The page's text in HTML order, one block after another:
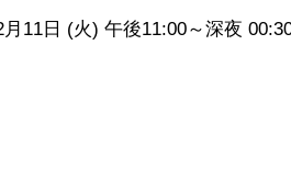
11日 (火) 午後11:00～深夜